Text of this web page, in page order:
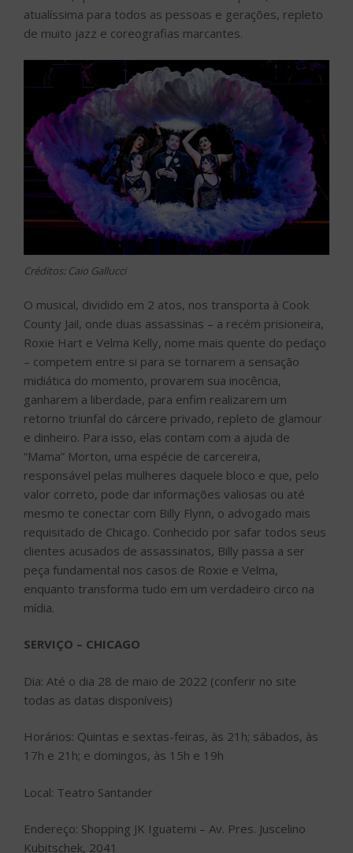
atualíssima para todos as pessoas e gerações, repleto
de muito jazz e coreografias marcantes.
Créditos: Caio Gallucci
O musical, dividido em 2 atos, nos transporta à Cook
County Jail, onde duas assassinas – a recém prisioneira,
Roxie Hart e Velma Kelly, nome mais quente do pedaço
– competem entre si para se tornarem a sensação
midiática do momento, provarem sua inocência,
ganharem a liberdade, para enfim realizarem um
retorno triunfal do cárcere privado, repleto de glamour
e dinheiro. Para isso, elas contam com a ajuda de
“Mama” Morton, uma espécie de carcereira,
responsável pelas mulheres daquele bloco e que, pelo
valor correto, pode dar informações valiosas ou até
mesmo te conectar com Billy Flynn, o advogado mais
requisitado de Chicago. Conhecido por safar todos seus
clientes acusados de assassinatos, Billy passa a ser
peça fundamental nos casos de Roxie e Velma,
enquanto transforma tudo em um verdadeiro circo na
mídia.
SERVIÇO – CHICAGO
Dia: Até o dia 28 de maio de 2022 (conferir no site
todas as datas disponíveis)
Horários: Quintas e sextas-feiras, às 21h; sábados, às
17h e 21h; e domingos, às 15h e 19h
Local: Teatro Santander
Endereço: Shopping JK Iguatemi – Av. Pres. Juscelino
Kubitschek, 2041